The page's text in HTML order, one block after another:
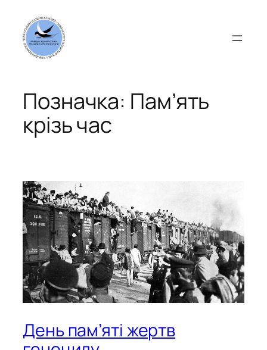
вмісту
Позначка: Пам’ять
крізь час
День пам’яті жертв